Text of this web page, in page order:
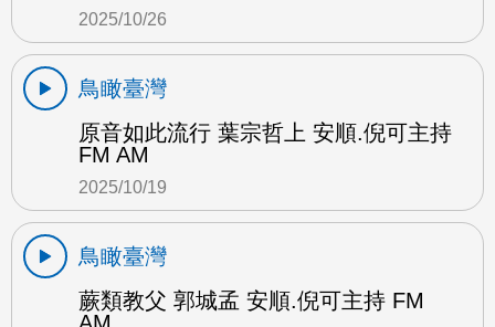
2025/10/26
鳥瞰臺灣
原音如此流行 葉宗哲上 安順.倪可主持
FM AM
2025/10/19
鳥瞰臺灣
蕨類教父 郭城孟 安順.倪可主持 FM